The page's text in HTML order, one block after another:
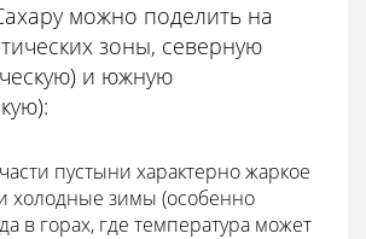
можно поделить на
зоны, северную
и южную
пустыни характерно жаркое
холодные зимы (особенно
в горах, где температура может